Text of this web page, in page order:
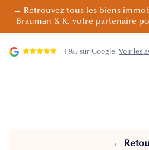
→ Retrouvez tous les biens
Brauman & K, votre partenaire
4.9/5 sur Google. Voir les
←